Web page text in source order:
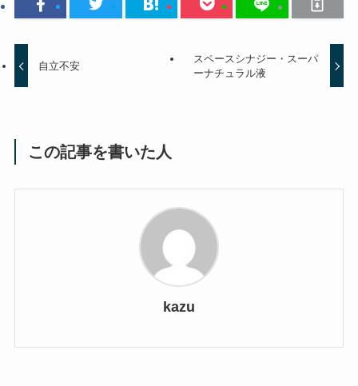
自立不安
スペースシナジー・スーパ
ーナチュラル液
この記事を書いた人
kazu